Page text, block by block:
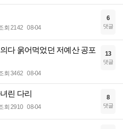
회 2142 08-04
6
댓글
다 욹어먹었던 저예산 공포
회 3462 08-04
13
댓글
린 다리
회 2910 08-04
8
댓글